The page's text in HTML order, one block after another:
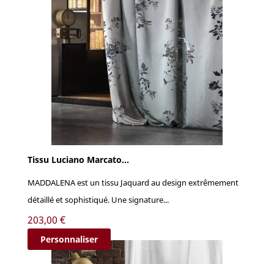
Tissu Luciano Marcato...
MADDALENA est un tissu Jaquard au design extrêmement
détaillé et sophistiqué. Une signature...
Prix
203,00 €
Personnaliser